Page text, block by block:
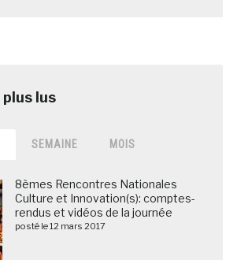
SEMAINE MOIS
8èmes Rencontres Nationales
Culture et Innovation(s): comptes-
rendus et vidéos de la journée
posté le 12 mars 2017